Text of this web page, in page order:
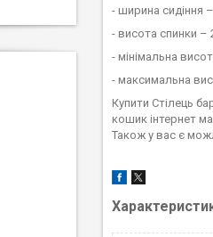
- ширина сидіння
- висота спинки –
- мінімальна
- максимальна
Купити Стілець
кошик інтернет
Також у вас є